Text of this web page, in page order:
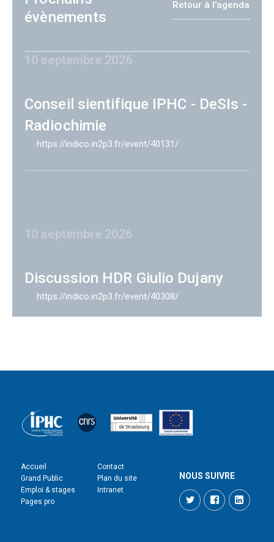
évènements
Retour à l'agenda
10 septembre 2026
Conseil sientifique IPHC - DeSIs -
Radiochimie
https://indico.in2p3.fr/event/40131/
10 septembre 2026
Discussion HDR Giulio Dujany
https://indico.in2p3.fr/event/40308/
Accueil
Grand Public
Emploi & stages
Pages pro
Contact
Plan du site
Intranet
NOUS SUIVRE
TwitterFacebook